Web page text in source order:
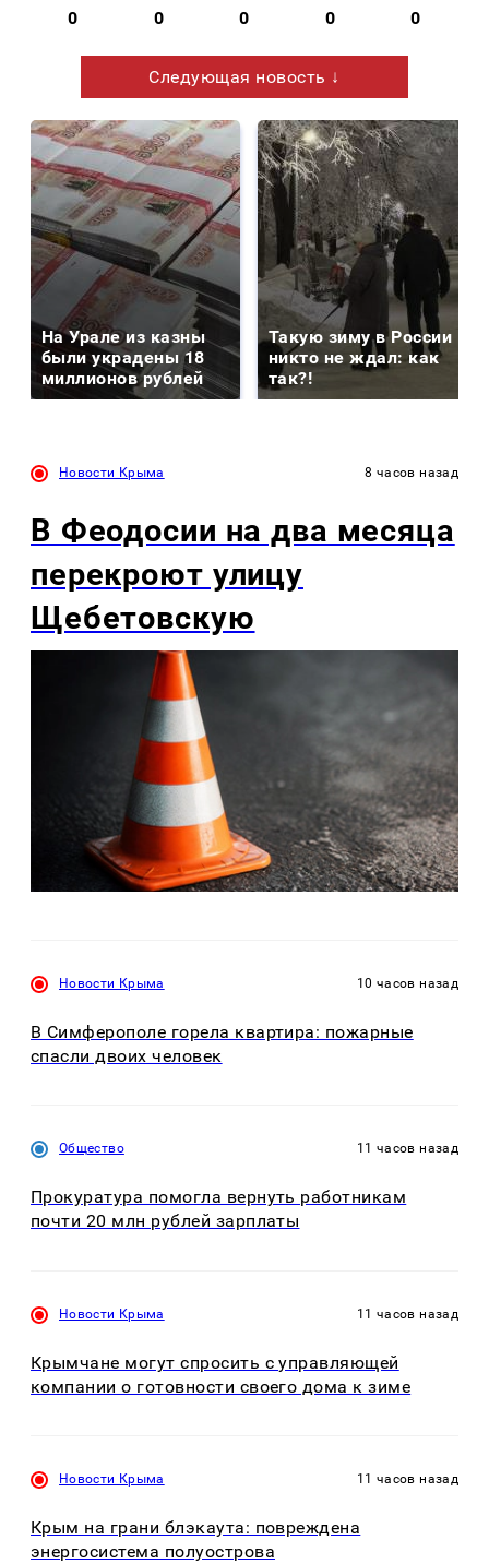
0 0 0 0 0
Следующая новость ↓
На Урале из казны
были украдены 18
миллионов рублей
Такую зиму в России
никто не ждал: как
так?!
Новости Крыма 8 часов назад
В Феодосии на два месяца
перекроют улицу
Щебетовскую
Новости Крыма 10 часов назад
В Симферополе горела квартира: пожарные
спасли двоих человек
Общество 11 часов назад
Прокуратура помогла вернуть работникам
почти 20 млн рублей зарплаты
Новости Крыма 11 часов назад
Крымчане могут спросить с управляющей
компании о готовности своего дома к зиме
Новости Крыма 11 часов назад
Крым на грани блэкаута: повреждена
энергосистема полуострова